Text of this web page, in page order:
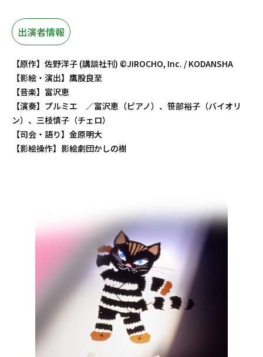
出演者情報
【原作】佐野洋子 (講談社刊) ©︎JIROCHO, Inc. / KODANSHA
【影絵・演出】鷹股良至
【音楽】富沢恵
【演奏】プルミエ ／富沢恵（ピアノ）、笹部裕子（バイオリ
ン）、三枝慎子（チェロ）
【司会・語り】金原明大
【影絵操作】影絵劇団かしの樹